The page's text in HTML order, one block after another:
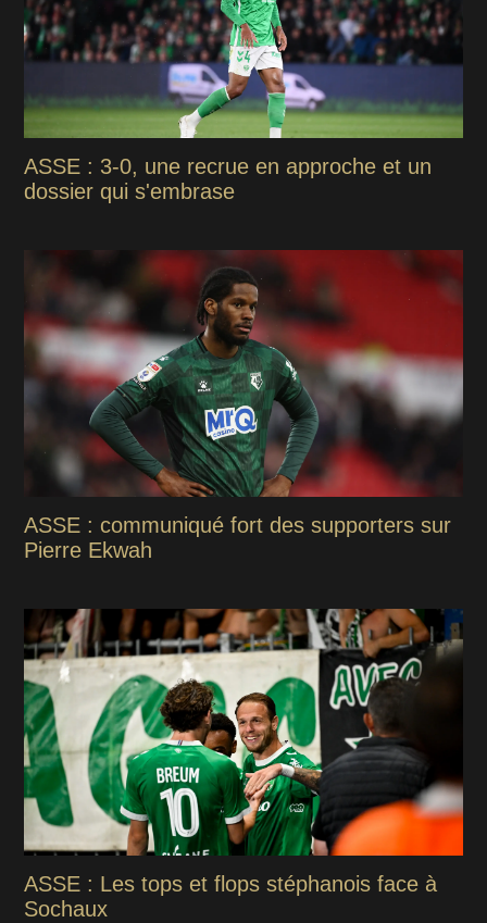
ASSE : 3-0, une recrue en approche et un
dossier qui s'embrase
ASSE : communiqué fort des supporters sur
Pierre Ekwah
ASSE : Les tops et flops stéphanois face à
Sochaux